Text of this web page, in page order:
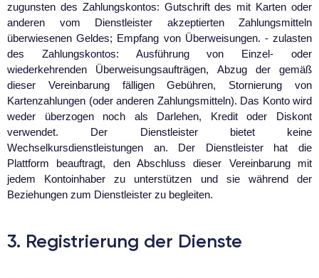
zugunsten des Zahlungskontos: Gutschrift des mit Karten oder
anderen vom Dienstleister akzeptierten Zahlungsmitteln
überwiesenen Geldes; Empfang von Überweisungen. - zulasten
des Zahlungskontos: Ausführung von Einzel- oder
wiederkehrenden Überweisungsaufträgen, Abzug der gemäß
dieser Vereinbarung fälligen Gebühren, Stornierung von
Kartenzahlungen (oder anderen Zahlungsmitteln). Das Konto wird
weder überzogen noch als Darlehen, Kredit oder Diskont
verwendet. Der Dienstleister bietet keine
Wechselkursdienstleistungen an. Der Dienstleister hat die
Plattform beauftragt, den Abschluss dieser Vereinbarung mit
jedem Kontoinhaber zu unterstützen und sie während der
Beziehungen zum Dienstleister zu begleiten.
3. Registrierung der Dienste